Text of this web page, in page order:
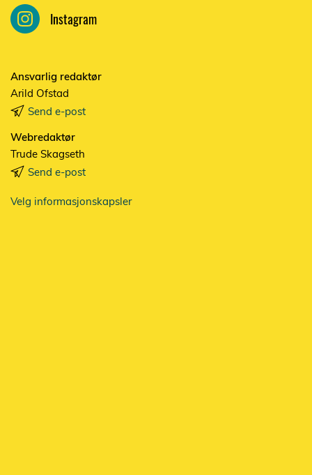
Instagram
Ansvarlig redaktør
Arild Ofstad
Send e-post
Webredaktør
Trude Skagseth
Send e-post
Velg informasjonskapsler